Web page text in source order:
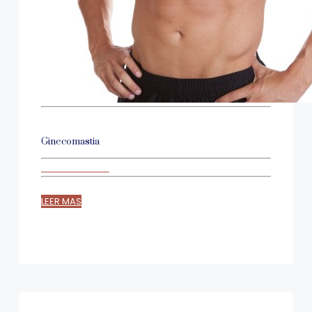
Ginecomastia
LEER MAS